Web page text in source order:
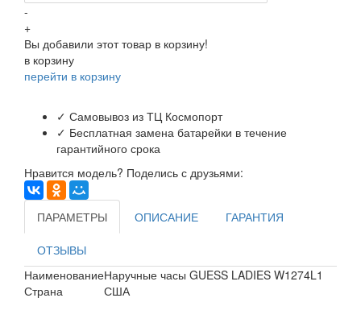
-
+
Вы добавили этот товар в корзину!
в корзину
перейти в корзину
✓ Самовывоз из ТЦ Космопорт
✓ Бесплатная замена батарейки в течение
гарантийного срока
Нравится модель? Поделись с друзьями:
ПАРАМЕТРЫ ОПИСАНИЕ ГАРАНТИЯ
ОТЗЫВЫ
НаименованиеНаручные часы GUESS LADIES W1274L1
Страна
США